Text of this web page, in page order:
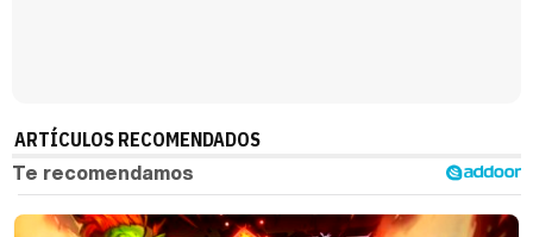
ARTÍCULOS RECOMENDADOS